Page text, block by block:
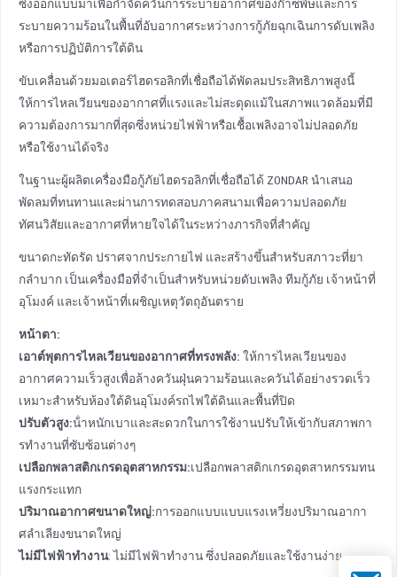
ซึ่งออกแบบมาเพื่อกําจัดควันการระบายอากาศของก๊าซพิษและการ
ระบายความร้อนในพื้นที่อับอากาศระหว่างการกู้ภัยฉุกเฉินการดับเพลิง
หรือการปฏิบัติการใต้ดิน
ขับเคลื่อนด้วยมอเตอร์ไฮดรอลิกที่เชื่อถือได้พัดลมประสิทธิภาพสูงนี้
ให้การไหลเวียนของอากาศที่แรงและไม่สะดุดแม้ในสภาพแวดล้อมที่มี
ความต้องการมากที่สุดซึ่งหน่วยไฟฟ้าหรือเชื้อเพลิงอาจไม่ปลอดภัย
หรือใช้งานได้จริง
ในฐานะผู้ผลิตเครื่องมือกู้ภัยไฮดรอลิกที่เชื่อถือได้ ZONDAR นําเสนอ
พัดลมที่ทนทานและผ่านการทดสอบภาคสนามเพื่อความปลอดภัย
ทัศนวิสัยและอากาศที่หายใจได้ในระหว่างภารกิจที่สําคัญ
ขนาดกะทัดรัด ปราศจากประกายไฟ และสร้างขึ้นสําหรับสภาวะที่ยา
กลําบาก เป็นเครื่องมือที่จําเป็นสําหรับหน่วยดับเพลิง ทีมกู้ภัย เจ้าหน้าที่
อุโมงค์ และเจ้าหน้าที่เผชิญเหตุวัตถุอันตราย
หน้าตา:
เอาต์พุตการไหลเวียนของอากาศที่ทรงพลัง: ให้การไหลเวียนของ
อากาศความเร็วสูงเพื่อล้างควันฝุ่นความร้อนและควันได้อย่างรวดเร็ว
เหมาะสําหรับห้องใต้ดินอุโมงค์รถไฟใต้ดินและพื้นที่ปิด
ปรับตัวสูง:น้ําหนักเบาและสะดวกในการใช้งานปรับให้เข้ากับสภาพกา
รทํางานที่ซับซ้อนต่างๆ
เปลือกพลาสติกเกรดอุตสาหกรรม:เปลือกพลาสติกเกรดอุตสาหกรรมทน
แรงกระแทก
ปริมาณอากาศขนาดใหญ่:การออกแบบแบบแรงเหวี่ยงปริมาณอากา
ศลําเลียงขนาดใหญ่
ไม่มีไฟฟ้าทํางาน: ไม่มีไฟฟ้าทํางาน ซึ่งปลอดภัยและใช้งานง่าย
อีเมล